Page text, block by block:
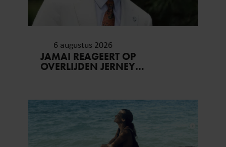
6 augustus 2026
JAMAI REAGEERT OP
OVERLIJDEN JERNEY
VERGETEN’